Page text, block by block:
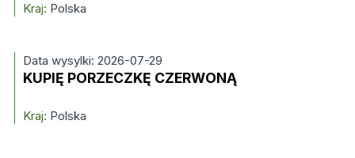
Kraj: Polska
Data wysylki: 2026-07-29
KUPIĘ PORZECZKĘ CZERWONĄ
Kraj: Polska